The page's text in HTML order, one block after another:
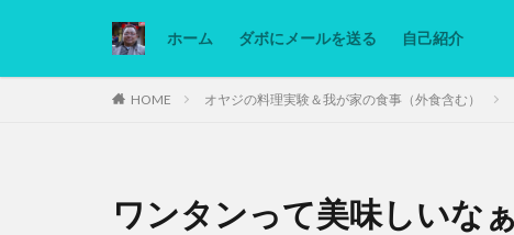
ホーム ダボにメールを送る 自己紹介
HOME オヤジの料理実験＆我が家の食事（外食含む）
ワンタンって美味しい
カテゴリー
Ninjatrader PC